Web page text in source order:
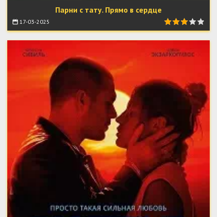
Парни с тату. Прямо в сердце
17-03-2025